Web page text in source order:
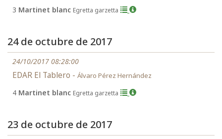
3 Martinet blanc Egretta garzetta
24 de octubre de 2017
24/10/2017 08:28:00
EDAR El Tablero - Álvaro Pérez Hernández
4 Martinet blanc Egretta garzetta
23 de octubre de 2017